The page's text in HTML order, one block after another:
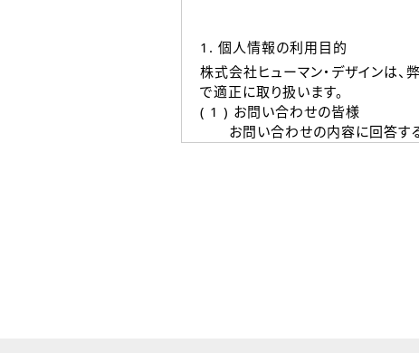
1. 個人情報の利用目的
株式会社ヒューマン・デザインは
で適正に取り扱います。
( 1 ) お問い合わせの皆様
お問い合わせの内容に回答する
本登録に関するご連絡および本
なお、ご連絡手段は、電話・Ｅ